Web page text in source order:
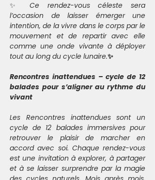
✨ Ce rendez-vous céleste sera
l’occasion de laisser émerger une
intention, de la vivre dans le corps par le
mouvement et de repartir avec elle
comme une onde vivante à déployer
tout au long du cycle lunaire.✨
Rencontres inattendues – cycle de 12
balades pour s’aligner au rythme du
vivant
Les Rencontres inattendues sont un
cycle de 12 balades immersives pour
retrouver le plaisir de marcher en
accord avec soi. Chaque rendez-vous
est une invitation à explorer, à partager
et à se laisser surprendre par la magie